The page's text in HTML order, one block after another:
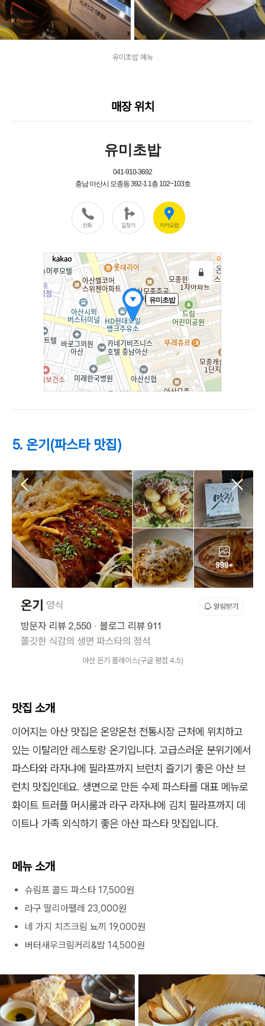
유미초밥 메뉴
매장 위치
5. 온기(파스타 맛집)
아산 온기 플레이스(구글 평점 4.5)
맛집 소개
이어지는 아산 맛집은 온양온천 전통시장 근처에 위치하고
있는 이탈리안 레스토랑 온기입니다. 고급스러운 분위기에서
파스타와 라자냐에 필라프까지 브런치 즐기기 좋은 아산 브
런치 맛집인데요. 생면으로 만든 수제 파스타를 대표 메뉴로
화이트 트러플 머시룸과 라구 라자냐에 김치 필라프까지 데
이트나 가족 외식하기 좋은 아산 파스타 맛집입니다.
메뉴 소개
슈림프 콜드 파스타 17,500원
라구 딸리아뗄레 23,000원
네 가지 치즈크림 뇨끼 19,000원
버터새우크림커리&밥 14,500원